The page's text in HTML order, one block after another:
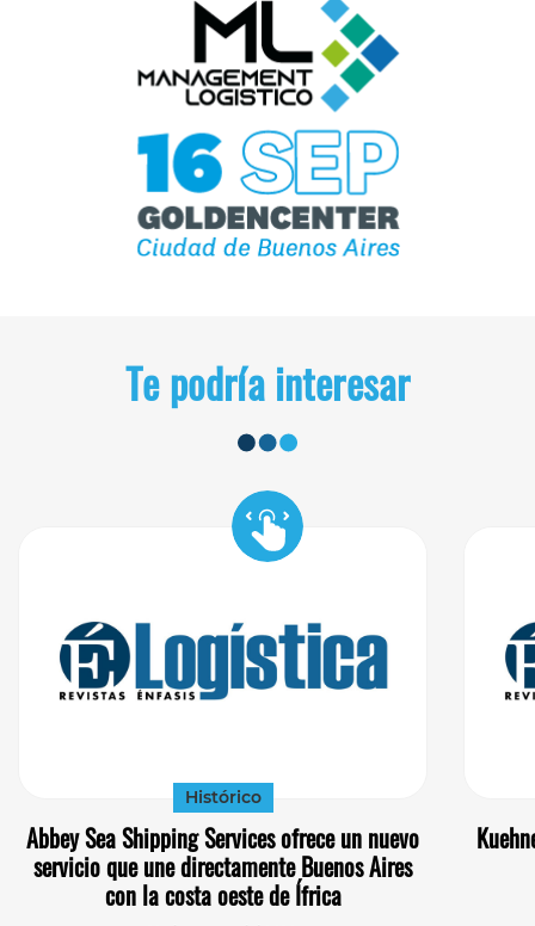
Te podría interesar
Histórico
Abbey Sea Shipping Services ofrece un nuevo
servicio que une directamente Buenos Aires
con la costa oeste de Ífrica